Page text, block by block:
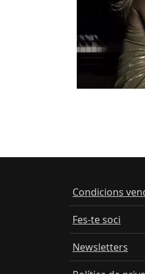
Condicions
Fes-te soci
Newsletters